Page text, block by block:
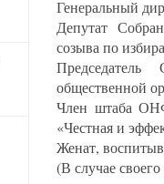
Генеральный
Депутат
созыва по
Председатель
общественной
Член штаба
«Честная и
Женат,
(В случае